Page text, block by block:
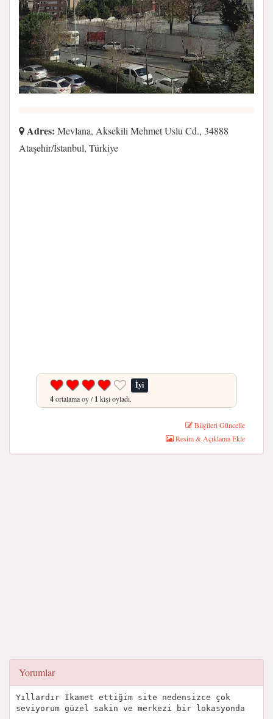
Adres: Mevlana, Aksekili Mehmet Uslu Cd., 34888
Ataşehir/İstanbul, Türkiye
İyi
4ortalama oy /1 kişi oyladı.
Bilgileri Güncelle
Resim & Açıklama Ekle
Yorumlar
Yıllardır İkamet ettiğim site nedensizce çok
seviyorum güzel sakin ve merkezi bir lokasyonda